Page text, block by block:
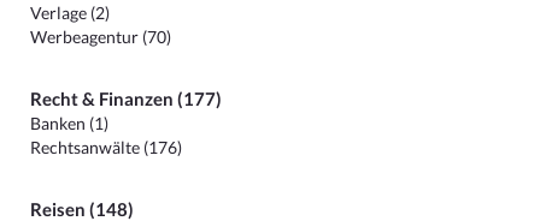
Verlage (2)
Werbeagentur (70)
Recht & Finanzen (177)
Banken (1)
Rechtsanwälte (176)
Reisen (148)